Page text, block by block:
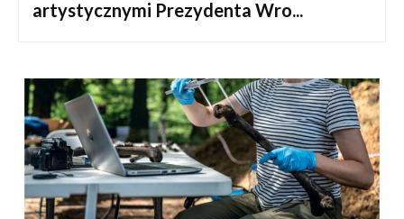
artystycznymi Prezydenta Wro...